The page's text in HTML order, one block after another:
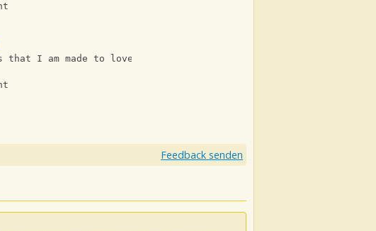
that I am made to love and hate
Feedback senden